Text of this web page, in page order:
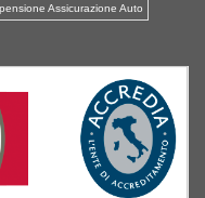
Assicurazione Auto